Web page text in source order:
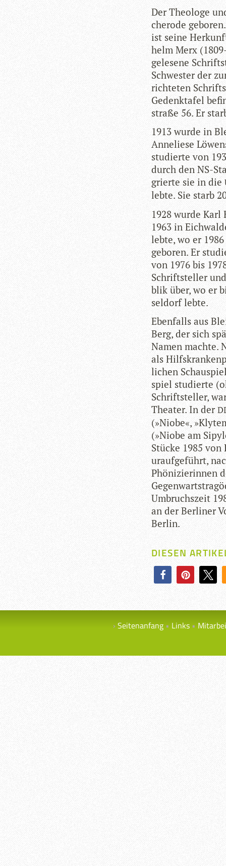
Der Theo­loge
che­rode
ist seine
helm Merx
gele­sene
Schwes­ter der
rich­te­ten
Gedenk­ta­fel
straße 56. Er
1913 wurde in
Anne­liese
stu­dierte von
durch den NS-
grierte sie in die
lebte. Sie starb
1928 wurde Karl
1963 in
lebte, wo er
gebo­ren. Er
von 1976 bis
Schrift­stel­ler
blik über, wo er
sel­dorf lebte.
Eben­falls aus
Berg, der sich
Namen machte.
als
li­chen
spiel stu­dierte
Schrift­stel­ler,
Thea­ter. In der
(»Niobe«,
(»Niobe am
Stü­cke 1985
urauf­ge­führt,
Phö­ni­zie­rin­nen
Umbruchs­zeit
an der Ber­li­ner
Berlin.
DIESEN
Seitenanfang Links